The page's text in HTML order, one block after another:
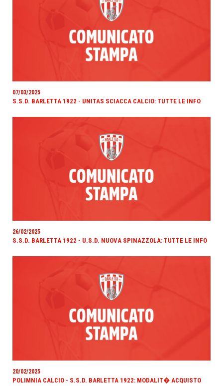
07/03/2025
S.S.D. BARLETTA 1922 - UNITAS SCIACCA CALCIO: TUTTE LE INFO
26/02/2025
S.S.D. BARLETTA 1922 - U.S.D. NUOVA SPINAZZOLA: TUTTE LE INFO
20/02/2025
POLIMNIA CALCIO - S.S.D. BARLETTA 1922: MODALIT� ACQUISTO